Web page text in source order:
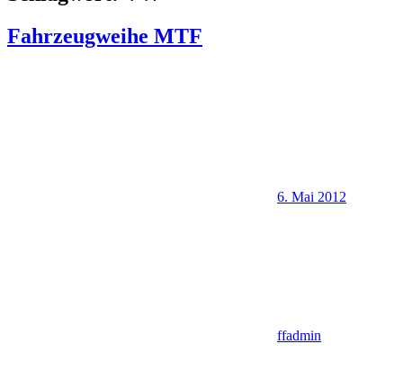
Fahrzeugweihe MTF
6. Mai 2012
ffadmin